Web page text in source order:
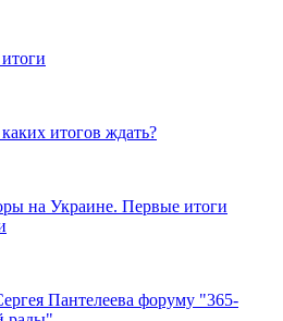
итогов ждать?
на Украине. Первые итоги
Пантелеева форуму "365-